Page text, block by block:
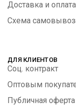
Доставка и оплата
Схема
ДЛЯ КЛИЕНТОВ
Соц. контракт
Оптовым
Публичная оферта